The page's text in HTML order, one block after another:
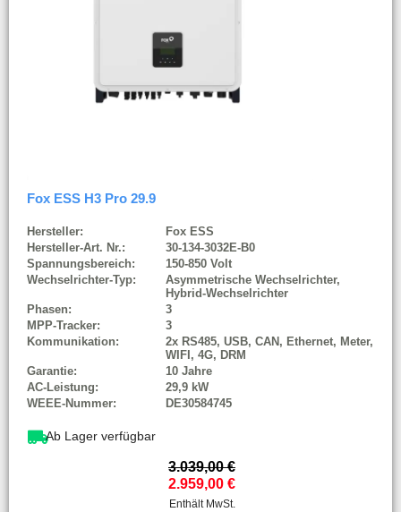
Fox ESS H3 Pro 29.9
Hersteller:
Fox ESS
Hersteller-Art. Nr.:
30-134-3032E-B0
Spannungsbereich:
150-850 Volt
Wechselrichter-Typ:
Asymmetrische Wechselrichter,
Hybrid-Wechselrichter
Phasen:
3
MPP-Tracker:
3
Kommunikation:
2x RS485, USB, CAN, Ethernet, Meter,
WIFI, 4G, DRM
Garantie:
10 Jahre
AC-Leistung:
29,9 kW
WEEE-Nummer:
DE30584745
Ab Lager verfügbar
3.039,00€
2.959,00 €
Enthält MwSt.